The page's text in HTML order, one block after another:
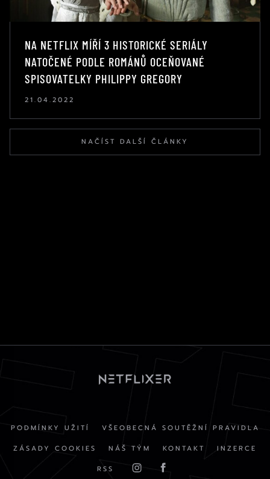
NA NETFLIX MÍŘÍ 3 HISTORICKÉ SERIÁLY
NATOČENÉ PODLE ROMÁNŮ OCEŇOVANÉ
SPISOVATELKY PHILIPPY GREGORY
21.04.2022
NAČÍST DALŠÍ ČLÁNKY
PODMÍNKY UŽITÍ
VŠEOBECNÁ SOUTĚŽNÍ PRAVIDLA
ZÁSADY COOKIES
NÁŠ TÝM KONTAKT
INZERCE
RSS